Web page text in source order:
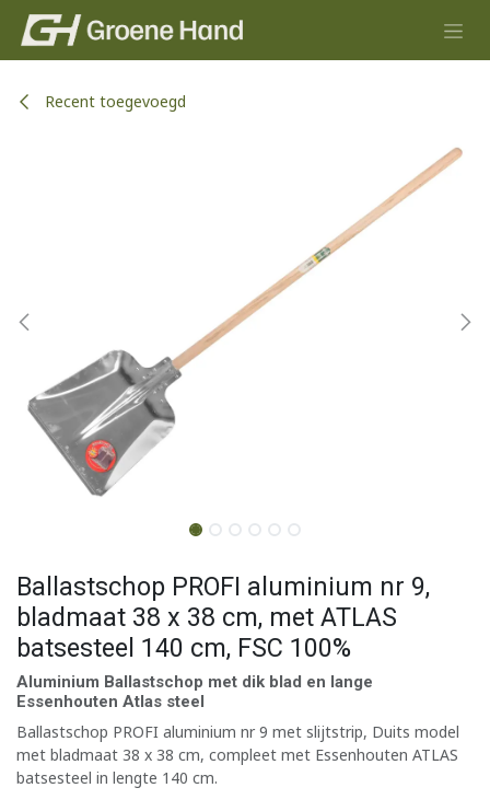
Overslaan naar inhoud
Recent toegevoegd
Ballastschop PROFI aluminium nr 9,
bladmaat 38 x 38 cm, met ATLAS
batsesteel 140 cm, FSC 100%
Aluminium Ballastschop met dik blad en lange
Essenhouten Atlas steel
Ballastschop PROFI aluminium nr 9 met slijtstrip, Duits model
met bladmaat 38 x 38 cm, compleet met Essenhouten ATLAS
batsesteel in lengte 140 cm.